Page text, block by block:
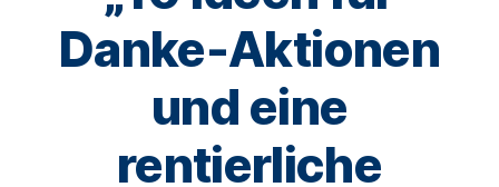
Danke-Aktionen
und eine
rentierliche